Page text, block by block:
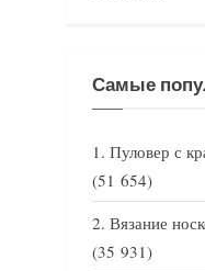
Самые
Пуловер с
(51 654)
Вязание
(35 931)